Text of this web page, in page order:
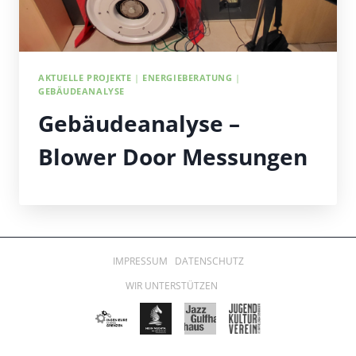
AKTUELLE PROJEKTE | ENERGIEBERATUNG |
GEBÄUDEANALYSE
Gebäudeanalyse –
Blower Door Messungen
IMPRESSUM
DATENSCHUTZ
WIR UNTERSTÜTZEN